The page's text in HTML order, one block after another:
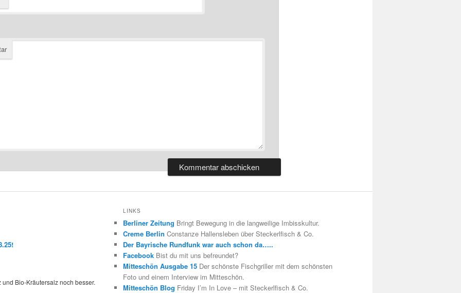
Bio-Kräutersalz noch besser.
LINKS
Berliner Zeitung Bringt Bewegung in die langweilige Imbisskultur.
Creme Berlin Constanze Hallensleben über Steckerlfisch & Co.
Der Bayrische Rundfunk war auch schon da…..
Facebook Bist du mit uns befreundet?
Mitteschön Ausgabe 15 Der schönste Fischgriller mit dem schönsten
Foto und einem Interview im Mitteschön.
Mitteschön Blog Friday I’m In Love – mit Steckerlfisch & Co.